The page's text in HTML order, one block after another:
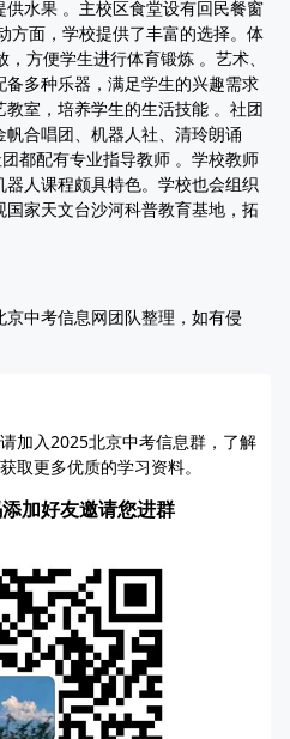
水果 。主校区食堂设有回民餐窗
方面，学校提供了丰富的选择。体
方便学生进行体育锻炼 。艺术、
多种乐器，满足学生的兴趣需求
室，培养学生的生活技能 。社团
合唱团、机器人社、清玲朗诵
都配有专业指导教师 。学校教师
人课程颇具特色。学校也会组织
家天文台沙河科普教育基地，拓
中考信息网团队整理，如有侵
加入2025北京中考信息群，了解
取更多优质的学习资料。
加好友邀请您进群